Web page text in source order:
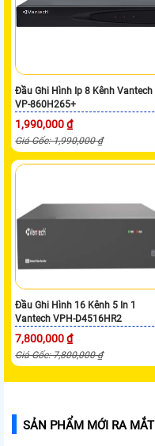
Đầu Ghi Hình Ip 8 Kênh Vantech
VP-860H265+
1,990,000 ₫
Giá Gốc: 1,990,000 ₫
Đầu Ghi Hình 16 Kênh 5 In 1
Vantech VPH-D4516HR2
7,800,000 ₫
Giá Gốc: 7,800,000 ₫
SẢN PHẨM MỚI RA MẮT